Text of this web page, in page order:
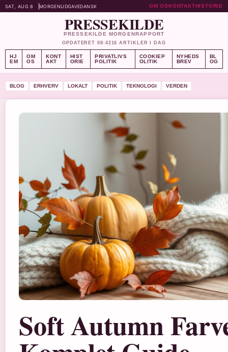
SAT, AUG 8 MORGENUDGAVEDANSK OM OSKONTAKTHISTORIE
PRESSEKILDE
PRESSEKILDE MORGENRAPPORT
OPDATERET 08:4216 ARTIKLER I DAG
HJ
EM
OM
OS
KONT
AKT
HIST
ORIE
PRIVATLIVS
POLITIK
COOKIEP
OLITIK
NYHEDS
BREV
BL
OG
BLOG ERHVERV LOKALT POLITIK TEKNOLOGI VERDEN
Soft Autumn